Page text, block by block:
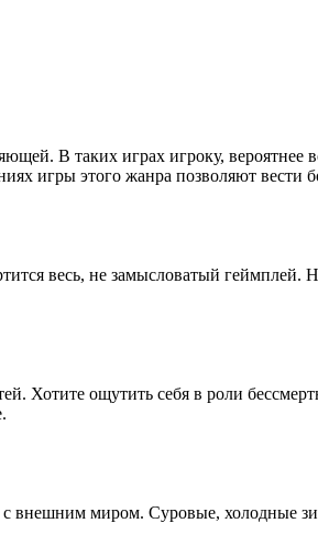
В таких играх игроку, вероятнее
игры этого жанра позволяют вести
весь, не замысловатый геймплей.
Хотите ощутить себя в роли
с внешним миром. Суровые, холодные